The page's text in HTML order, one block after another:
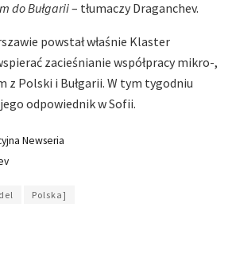
do Bułgarii– tłumaczy Draganchev.
powstał właśnie Klaster
zacieśnianie współpracy mikro-,
z Polski i Bułgarii. W tym tygodniu
odpowiednik w Sofii.
Newseria
Polska]